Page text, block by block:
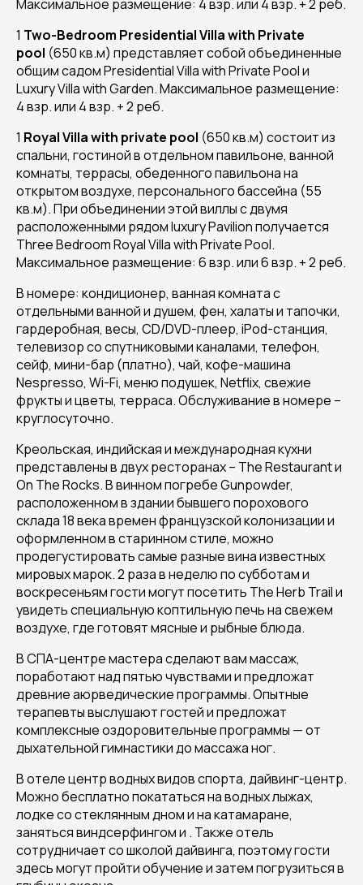
Максимальное размещение: 4 взр. или 4 взр. + 2 реб.
1 Two-Bedroom Presidential Villa with Private
pool (650 кв.м) представляет собой объединенные
общим садом Presidential Villa with Private Pool и
Luxury Villa with Garden. Максимальное размещение:
4 взр. или 4 взр. + 2 реб.
1 Royal Villa with private pool (650 кв.м) состоит из
спальни, гостиной в отдельном павильоне, ванной
комнаты, террасы, обеденного павильона на
открытом воздухе, персонального бассейна (55
кв.м). При объединении этой виллы с двумя
расположенными рядом luxury Pavilion получается
Three Bedroom Royal Villa with Private Pool.
Максимальное размещение: 6 взр. или 6 взр. + 2 реб.
В номере: кондиционер, ванная комната с
отдельными ванной и душем, фен, халаты и тапочки,
гардеробная, весы, CD/DVD-плеер, iPod-станция,
телевизор со спутниковыми каналами, телефон,
сейф, мини-бар (платно), чай, кофе-машина
Nespresso, Wi-Fi, меню подушек, Netflix, свежие
фрукты и цветы, терраса. Обслуживание в номере –
круглосуточно.
Креольская, индийская и международная кухни
представлены в двух ресторанах – The Restaurant и
On The Rocks. В винном погребе Gunpowder,
расположенном в здании бывшего порохового
склада 18 века времен французской колонизации и
оформленном в старинном стиле, можно
продегустировать самые разные вина известных
мировых марок. 2 раза в неделю по субботам и
воскресеньям гости могут посетить The Herb Trail и
увидеть специальную коптильную печь на свежем
воздухе, где готовят мясные и рыбные блюда.
В СПА-центре мастера сделают вам массаж,
поработают над пятью чувствами и предложат
древние аюрведические программы. Опытные
терапевты выслушают гостей и предложат
комплексные оздоровительные программы — от
дыхательной гимнастики до массажа ног.
В отеле центр водных видов спорта, дайвинг-центр.
Можно бесплатно покататься на водных лыжах,
лодке со стеклянным дном и на катамаране,
заняться виндсерфингом и . Также отель
сотрудничает со школой дайвинга, поэтому гости
здесь могут пройти обучение и затем погрузиться в